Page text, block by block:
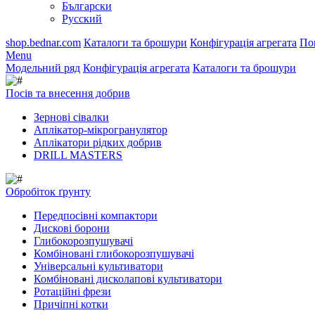
Български
Русский
shop.bednar.com Каталоги та брошури Конфігурація агрегата
Menu
Модельний ряд Конфігурація агрегата Каталоги та брошури
Посів та внесення добрив
Зернові сівалки
Аплікатор-мікрогранулятор
Аплікатори рідких добрив
DRILL MASTERS
Обробіток ґрунту
Передпосівні компактори
Дискові борони
Глибокорозпушувачі
Комбіновані глибокорозпушувачі
Універсальні культиватори
Комбіновані дисколапові культиватори
Ротаційні фрези
Причіпні котки